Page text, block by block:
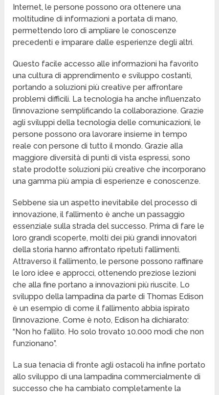
Internet, le persone possono ora ottenere una
moltitudine di informazioni a portata di mano,
permettendo loro di ampliare le conoscenze
precedenti e imparare dalle esperienze degli altri.
Questo facile accesso alle informazioni ha favorito
una cultura di apprendimento e sviluppo costanti,
portando a soluzioni più creative per affrontare
problemi difficili. La tecnologia ha anche influenzato
l’innovazione semplificando la collaborazione. Grazie
agli sviluppi della tecnologia delle comunicazioni, le
persone possono ora lavorare insieme in tempo
reale con persone di tutto il mondo. Grazie alla
maggiore diversità di punti di vista espressi, sono
state prodotte soluzioni più creative che incorporano
una gamma più ampia di esperienze e conoscenze.
Sebbene sia un aspetto inevitabile del processo di
innovazione, il fallimento è anche un passaggio
essenziale sulla strada del successo. Prima di fare le
loro grandi scoperte, molti dei più grandi innovatori
della storia hanno affrontato ripetuti fallimenti.
Attraverso il fallimento, le persone possono raffinare
le loro idee e approcci, ottenendo preziose lezioni
che alla fine portano a innovazioni più riuscite. Lo
sviluppo della lampadina da parte di Thomas Edison
è un esempio di come il fallimento abbia ispirato
l’innovazione. Come è noto, Edison ha dichiarato:
“Non ho fallito. Ho solo trovato 10.000 modi che non
funzionano”.
La sua tenacia di fronte agli ostacoli ha infine portato
allo sviluppo di una lampadina commercialmente di
successo che ha cambiato completamente la